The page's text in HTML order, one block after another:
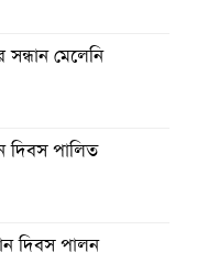
মেলেনি
দিবস পালিত
দিবস পালন